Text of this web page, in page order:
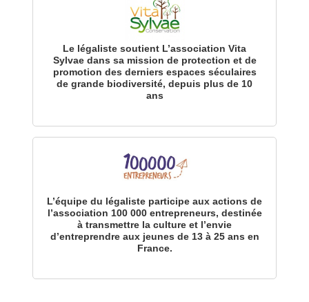
Le légaliste soutient L’association Vita
Sylvae dans sa mission de protection et de
promotion des derniers espaces séculaires
de grande biodiversité, depuis plus de 10
ans
L’équipe du légaliste participe aux actions de
l’association 100 000 entrepreneurs, destinée
à transmettre la culture et l’envie
d’entreprendre aux jeunes de 13 à 25 ans en
France.